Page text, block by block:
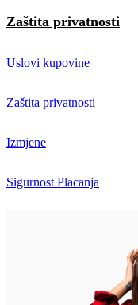
Zaštita privatnosti
Uslovi kupovine
Zaštita privatnosti
Izmjene
Sigurnost Placanja